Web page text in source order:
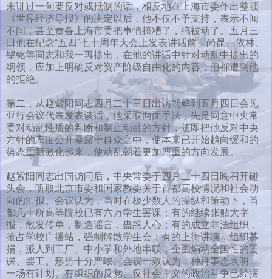
未讲过一句要反对或抵制的话，相反地在上海市委作出整顿
《世界经济导报》的决定以后，他不仅不予支持，表示不闻
不问，甚至责备上海市委把事情搞糟了，搞被动了。五月三
日他在纪念“五四”七十周年大会上发表讲话前，尚昆、依林、
锡铭等同志和我一再提出，在他的讲话中针对动乱中提出的
纲领，应加上明确反对资产阶级自由化的内容，但都遭到他
的拒绝。
第二，从赵紫阳同志四月二十三日出访朝鲜到五月四日会见
亚行会议代表发表谈话，他采取两面手法，先是同意中央常
委对动乱性质的判断和制止动乱的方针，随即把他反对中央
方针的态度公开暴露于群众之中，使本来已开始趋向缓和的
势态重新激化起来，使动乱朝着更加严重的方向发展。
赵紫阳同志出国访问后，中央常委于四月二十四日晚召开碰
头会，听取北京市委和国家教委关于首都高校情况和社会动
向的汇报。会议认为，当时在极少数人的操纵和策动下，首
都几十所高等院校已有六万学生罢课；有的继续张贴大字
报，散发传单，制造谣言，蛊惑人心；有的成立非法组织，
抢占学校广播站，强制解散学生会；有的上街讲演，组织募
捐，派人到工厂、中小学和外地串联，企图煽动全国性的罢
课、罢工。形势十分严峻。会议一致认为，种种事态表明，
一场有计划、有组织的反党、反社会主义的政治斗争已经摆